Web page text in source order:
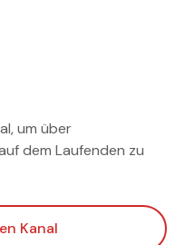
um über
dem Laufenden zu
Kanal